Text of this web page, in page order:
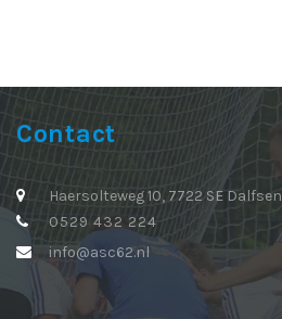
Contact
Haersolteweg 10, 7722 SE Dalfsen
0529 432 224
info@asc62.nl